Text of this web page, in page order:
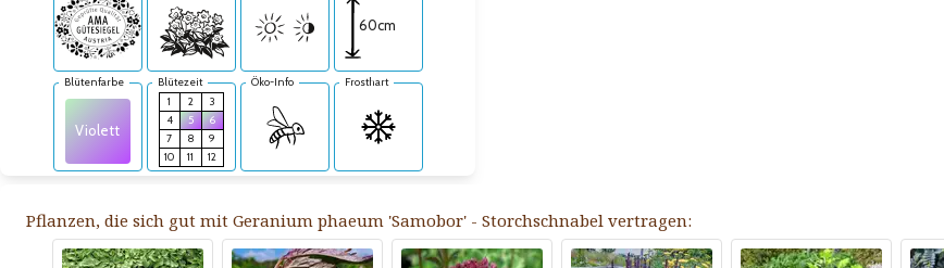
60cm
Blütenfarbe
Violett
Blütezeit
1
2
3
4
5
6
7
8
9
10
11 12
Öko-Info Frosthart
Pflanzen, die sich gut mit Geranium phaeum 'Samobor' - Storchschnabel vertragen: